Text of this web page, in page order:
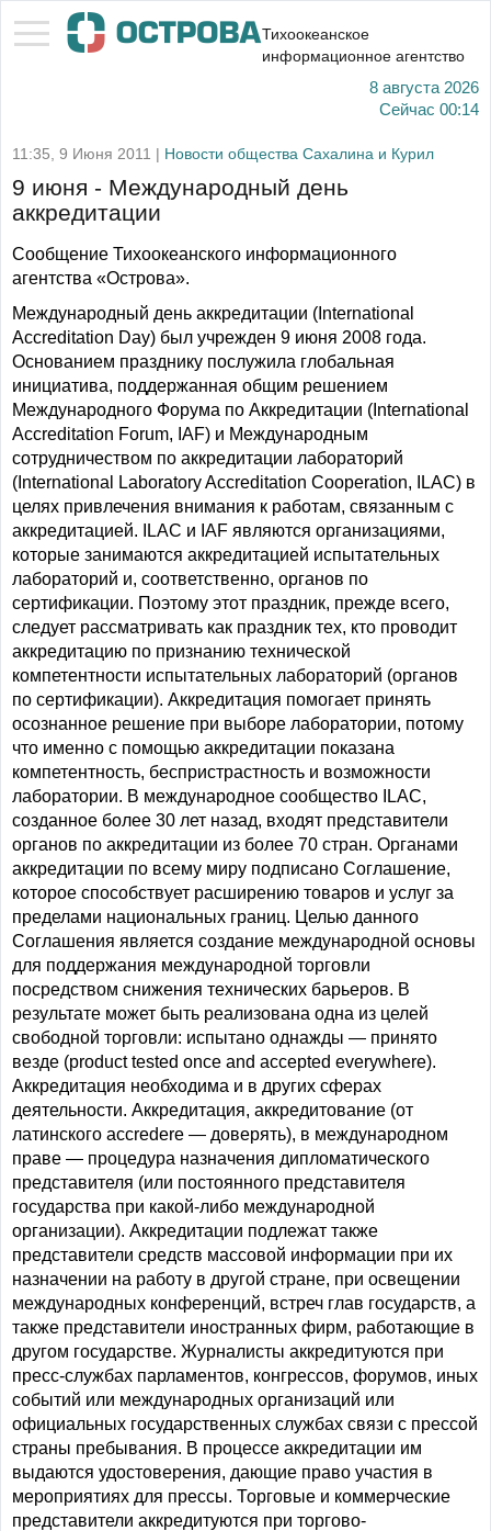
Тихоокеанское
информационное агентство
8 августа 2026
Сейчас 00:14
11:35, 9 Июня 2011 | Новости общества Сахалина и Курил
9 июня - Международный день
аккредитации
Сообщение Тихоокеанского информационного
агентства «Острова».
Международный день аккредитации (International
Accreditation Day) был учрежден 9 июня 2008 года.
Основанием празднику послужила глобальная
инициатива, поддержанная общим решением
Международного Форума по Аккредитации (International
Accreditation Forum, IAF) и Международным
сотрудничеством по аккредитации лабораторий
(International Laboratory Accreditation Cooperation, ILAC) в
целях привлечения внимания к работам, связанным с
аккредитацией. ILAC и IAF являются организациями,
которые занимаются аккредитацией испытательных
лабораторий и, соответственно, органов по
сертификации. Поэтому этот праздник, прежде всего,
следует рассматривать как праздник тех, кто проводит
аккредитацию по признанию технической
компетентности испытательных лабораторий (органов
по сертификации). Аккредитация помогает принять
осознанное решение при выборе лаборатории, потому
что именно с помощью аккредитации показана
компетентность, беспристрастность и возможности
лаборатории. В международное сообщество ILAC,
созданное более 30 лет назад, входят представители
органов по аккредитации из более 70 стран. Органами
аккредитации по всему миру подписано Соглашение,
которое способствует расширению товаров и услуг за
пределами национальных границ. Целью данного
Соглашения является создание международной основы
для поддержания международной торговли
посредством снижения технических барьеров. В
результате может быть реализована одна из целей
свободной торговли: испытано однажды — принято
везде (product tested once and accepted everywhere).
Аккредитация необходима и в других сферах
деятельности. Аккредитация, аккредитование (от
латинского accredere — доверять), в международном
праве — процедура назначения дипломатического
представителя (или постоянного представителя
государства при какой-либо международной
организации). Аккредитации подлежат также
представители средств массовой информации при их
назначении на работу в другой стране, при освещении
международных конференций, встреч глав государств, а
также представители иностранных фирм, работающие в
другом государстве. Журналисты аккредитуются при
пресс-службах парламентов, конгрессов, форумов, иных
событий или международных организаций или
официальных государственных службах связи с прессой
страны пребывания. В процессе аккредитации им
выдаются удостоверения, дающие право участия в
мероприятиях для прессы. Торговые и коммерческие
представители аккредитуются при торгово-